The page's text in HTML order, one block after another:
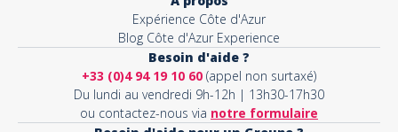
Expérience Côte d'Azur
Blog Côte d'Azur Experience
Besoin d'aide ?
+33 (0)4 94 19 10 60 (appel non surtaxé)
Du lundi au vendredi 9h-12h | 13h30-17h30
ou contactez-nous via notre formulaire